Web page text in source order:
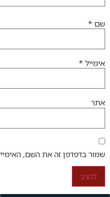
שם *
אימייל *
אתר
שמור בדפדפן זה את השם,